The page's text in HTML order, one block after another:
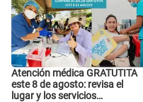
Atención médica GRATUTITA
este 8 de agosto: revisa el
lugar y los servicios